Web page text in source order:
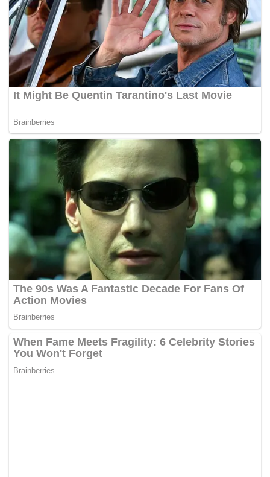
Rusia perlu berundur 100 peratus dan kembali ke
sempadan-sempadan mereka seperti sebelum serangan
bermula pada 24 Februari lalu,” ujarnya.
Tambah Zelenskyy, pengunduran askar Rusia akan
membuka jalan kepada perbincangan antara Kiev dan
Moscow, namun itu tidak bermaksud beliau terbuka untuk
berbincang sebelum langkah itu dilaksanakan.
“Pertama, gencatan senjata, kemudian barulah kita boleh
mengadakan mesyuarat dengan Putin jika mereka
mempunyai pendekatan yang berkesan. Mengapa perlu
ada pertumpahan darah?” tegasnya.
Dalam pada itu, Zelenskyy turut menyifatkan serangan
Rusia ke atas Ukraine sebagai pembunuhan beramai-
ramai selepas terdapat laporan mendakwa menemui kubur
besar yang menempatkan mayat 280 penduduk Ukraine di
bandar Bucha.
“Ini adalah pembunuhan beramai-ramai. Askar Rusia cuba
menghapuskan penduduk Ukraine,” katanya.
-Kosmo Online
Tags: kompromi